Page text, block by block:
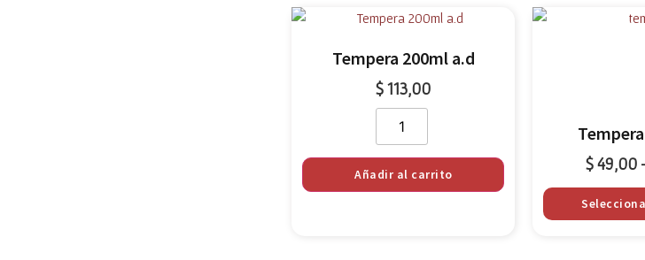
Tempera 200ml a.d
$113,00
Añadir al carrito
$49,00